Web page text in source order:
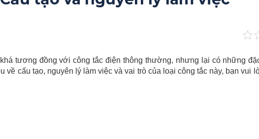
tương đồng với công tắc điện thông thường, nhưng lại có những
cấu tạo, nguyên lý làm việc và vai trò của loại công tắc này, bạn vui